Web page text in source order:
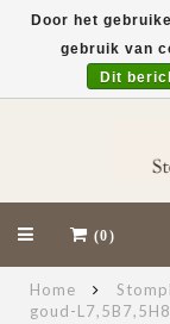
(0)
Home
goud-
Door het
gebruik van
Dit